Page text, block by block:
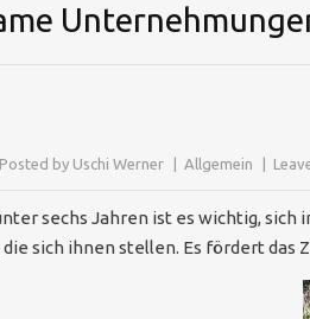
Posted by Uschi Werner Allgemein
sechs Jahren ist es wichtig,
sich ihnen stellen. Es fördert das